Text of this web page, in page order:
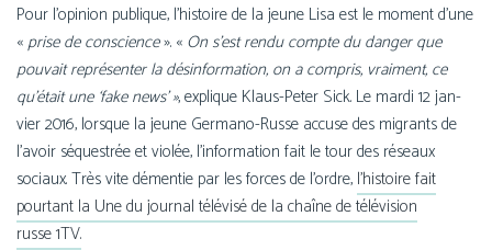
Pour l’opinion publique, l’histoire de la jeune Lisa est le moment d’une
«prise de conscience». « On s’est ren­du compte du dan­ger que
pou­vait repré­sen­ter la dés­in­for­ma­tion, on a com­pris, vrai­ment, ce
qu’était une ‘fake news’ », explique Klaus-Peter Sick. Le mar­di 12 jan­
vier 2016, lorsque la jeune Germano-Russe accuse des migrants de
l’avoir séques­trée et vio­lée, l’information fait le tour des réseaux
sociaux. Très vite démen­tie par les forces de l’ordre, l’histoire fait
pour­tant la Une du jour­nal télé­vi­sé de la chaîne de télé­vi­sion
russe 1TV.